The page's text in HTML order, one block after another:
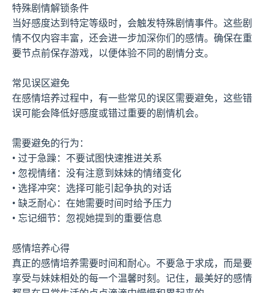
特殊剧情解锁条件
当好感度达到特定等级时，会触发特殊剧情事件。这些剧
情不仅内容丰富，还会进一步加深你们的感情。确保在重
要节点前保存游戏，以便体验不同的剧情分支。
常见误区避免
在感情培养过程中，有一些常见的误区需要避免，这些错
误可能会降低好感度或错过重要的剧情机会。
需要避免的行为：
• 过于急躁：不要试图快速推进关系
• 忽视情绪：没有注意到妹妹的情绪变化
• 选择冲突：选择可能引起争执的对话
• 缺乏耐心：在她需要时间时给予压力
• 忘记细节：忽视她提到的重要信息
感情培养心得
真正的感情培养需要时间和耐心。不要急于求成，而是要
享受与妹妹相处的每一个温馨时刻。记住，最美好的感情